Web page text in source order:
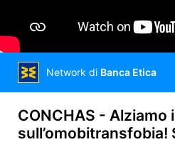
Network di Banca Etica
CONCHAS - Alziamo
sull’omobitransfobia!